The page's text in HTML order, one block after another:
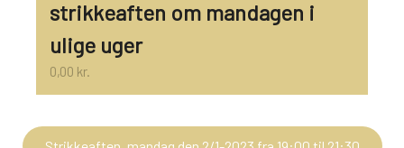
strikkeaften om mandagen i
ulige uger
0,00 kr.